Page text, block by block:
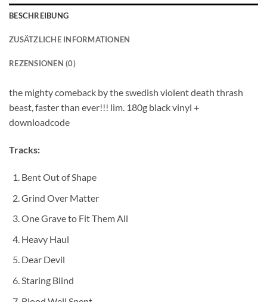
BESCHREIBUNG
ZUSÄTZLICHE INFORMATIONEN
REZENSIONEN (0)
the mighty comeback by the swedish violent death thrash
beast, faster than ever!!! lim. 180g black vinyl +
downloadcode
Tracks:
Bent Out of Shape
Grind Over Matter
One Grave to Fit Them All
Heavy Haul
Dear Devil
Staring Blind